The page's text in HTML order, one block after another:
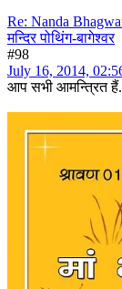
Re: Nanda
मन्दिर पोथिंग-बागेश्वर
#98
July 16, 2014,
आप सभी आमन्त्रित हैं.